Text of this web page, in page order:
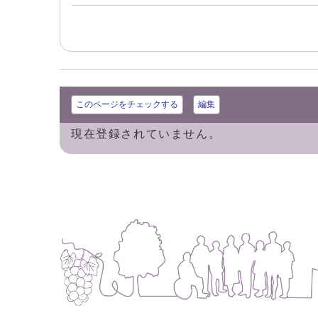
このページをチェックする 編集
現在登録されていません。